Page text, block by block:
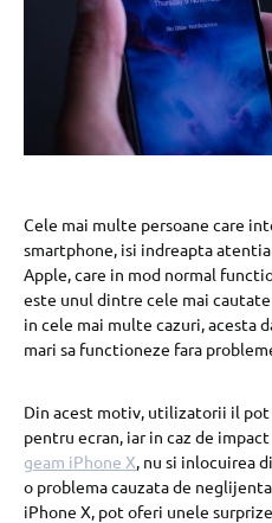
Cele mai multe persoane care
smartphone, isi indreapta
Apple, care in mod normal
este unul dintre cele mai
in cele mai multe cazuri, acesta
mari sa functioneze fara
Din acest motiv, utilizatorii il
pentru ecran, iar in caz de
geam iPhone X, nu si inlocuirea
o problema cauzata de
iPhone X, pot oferi unele